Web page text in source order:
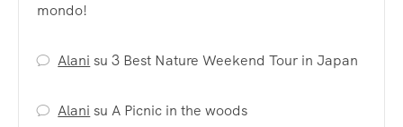
mondo!
Alani su3 Best Nature Weekend Tour in Japan
Alani suA Picnic in the woods